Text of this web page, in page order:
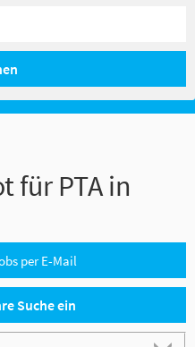
für PTA in
per E-Mail
Suche ein